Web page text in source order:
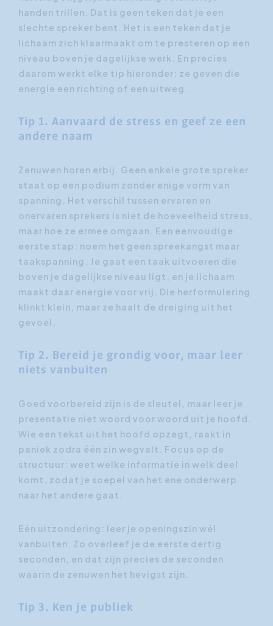
handen trillen. Dat is geen teken dat je een
slechte spreker bent. Het is een teken dat je
lichaam zich klaarmaakt om te presteren op een
niveau boven je dagelijkse werk. En precies
daarom werkt elke tip hieronder: ze geven die
energie een richting of een uitweg.
Tip 1. Aanvaard de stress en geef ze een
andere naam
Zenuwen horen erbij. Geen enkele grote spreker
staat op een podium zonder enige vorm van
spanning. Het verschil tussen ervaren en
onervaren sprekers is niet de hoeveelheid stress,
maar hoe ze ermee omgaan. Een eenvoudige
eerste stap: noem het geen spreekangst maar
taakspanning. Je gaat een taak uitvoeren die
boven je dagelijkse niveau ligt, en je lichaam
maakt daar energie voor vrij. Die herformulering
klinkt klein, maar ze haalt de dreiging uit het
gevoel.
Tip 2. Bereid je grondig voor, maar leer
niets vanbuiten
Goed voorbereid zijn is de sleutel, maar leer je
presentatie niet woord voor woord uit je hoofd.
Wie een tekst uit het hoofd opzegt, raakt in
paniek zodra één zin wegvalt. Focus op de
structuur: weet welke informatie in welk deel
komt, zodat je soepel van het ene onderwerp
naar het andere gaat.
Eén uitzondering: leer je openingszin wél
vanbuiten. Zo overleef je de eerste dertig
seconden, en dat zijn precies de seconden
waarin de zenuwen het hevigst zijn.
Tip 3. Ken je publiek